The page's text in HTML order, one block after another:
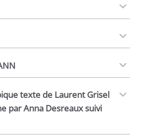
texte de Laurent Grisel
par Anna Desreaux suivi